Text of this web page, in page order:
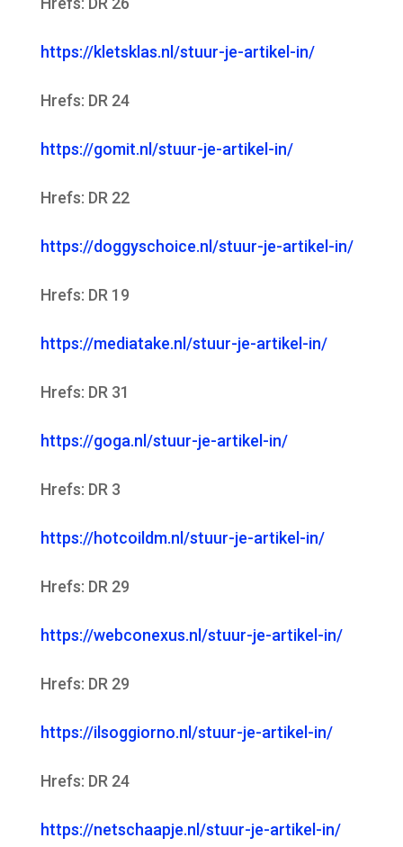
https://kletsklas.nl/stuur-je-artikel-in/
Hrefs: DR 24
https://gomit.nl/stuur-je-artikel-in/
Hrefs: DR 22
https://doggyschoice.nl/stuur-je-artikel-in/
Hrefs: DR 19
https://mediatake.nl/stuur-je-artikel-in/
Hrefs: DR 31
https://goga.nl/stuur-je-artikel-in/
Hrefs: DR 3
https://hotcoildm.nl/stuur-je-artikel-in/
Hrefs: DR 29
https://webconexus.nl/stuur-je-artikel-in/
Hrefs: DR 29
https://ilsoggiorno.nl/stuur-je-artikel-in/
Hrefs: DR 24
https://netschaapje.nl/stuur-je-artikel-in/